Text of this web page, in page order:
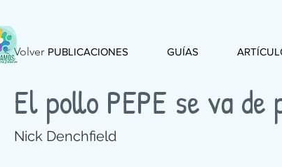
PUBLICACIONES GUÍAS
< Volver
El pollo PEPE se va de
Nick Denchfield